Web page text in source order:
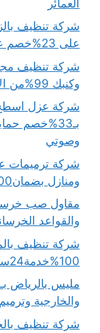
العمائر
شركة تنظيف
على 23%خصم على أول طلب تنظيف بالزلفي
وكنبك 99%من الاوساخ اتصل الان
شركة عزل اسطح
بـ33%خصم
وصوتي
ومنازل بضمان100% اتصل الان
مقاول صب
والقواعد
شركة تنظيف
100%خدمة24ساعه و33% خصم فوري
والخارجية